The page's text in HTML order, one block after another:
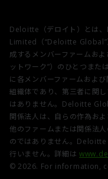
Deloitte（デロイト）とは
Limited（“Deloitte Global”
成するメンバーファームお
ットワーク”）のひとつま
に各メンバーファームおよ
組織体であり、第三者に関
はありません。Deloitte
関係法人は、自らの作為お
他のファームまたは関係法
のではありません。
行いません。詳細は
© 2026. For information,